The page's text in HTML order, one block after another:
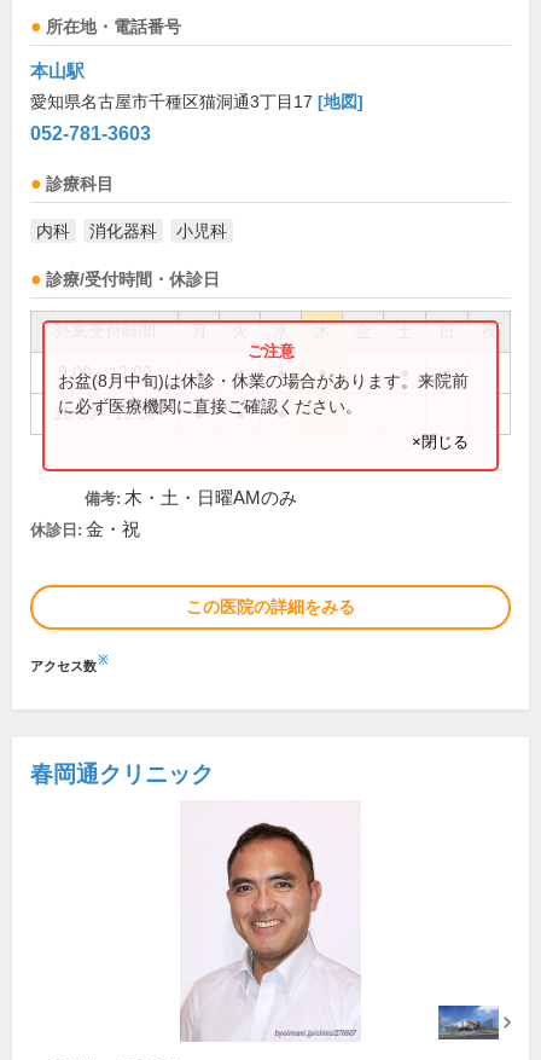
所在地・電話番号
本山駅
愛知県名古屋市千種区猫洞通3丁目17 [地図]
052-781-3603
診療科目
内科 消化器科 小児科
診療/受付時間・休診日
祝
9:00～12:00 ● ● ● ● ●
16:30～19:00 ● ● ●
お盆(8月中旬)は休診・休業の場合があります。来院前
に必ず医療機関に直接ご確認ください。
×閉じる
備考: 木・土・日曜AMのみ
休診日: 金・祝
この医院の詳細をみる
アクセス数※
春岡通クリニック